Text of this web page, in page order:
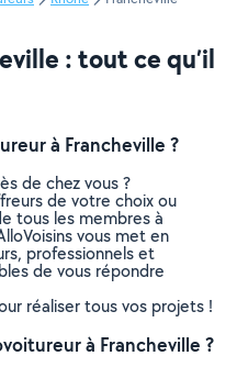
: tout ce qu’il
à Francheville ?
de chez vous ?
de votre choix ou
tous les membres à
vous met en
professionnels et
de vous répondre
réaliser tous vos projets !
à Francheville ?